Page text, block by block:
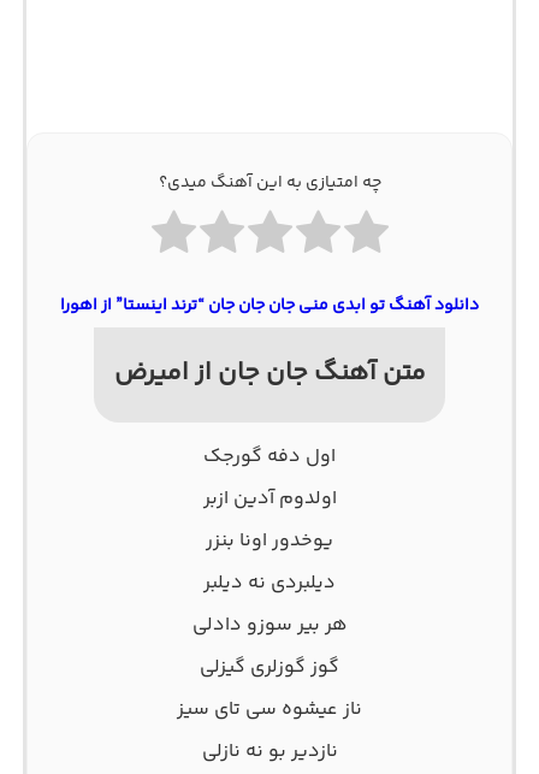
چه امتیازی به این آهنگ میدی؟
دانلود آهنگ تو ابدی منی جان جان جان “ترند اینستا” از اهورا
متن آهنگ جان جان از امیرض
اول دفه گورجک
اولدوم آدین ازبر
یوخدور اونا بنزر
دیلبردی نه دیلبر
هر بیر سوزو دادلی
گوز گوزلری گیزلی
ناز عیشوه سی تای سیز
نازدیر بو نه نازلی